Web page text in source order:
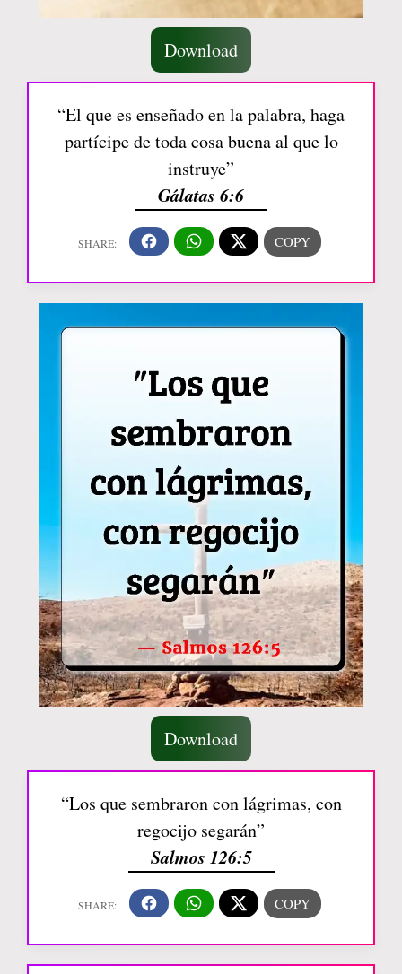
Download
“El que es enseñado en la palabra, haga
partícipe de toda cosa buena al que lo
instruye”
Gálatas 6:6
Download
“Los que sembraron con lágrimas, con
regocijo segarán”
Salmos 126:5